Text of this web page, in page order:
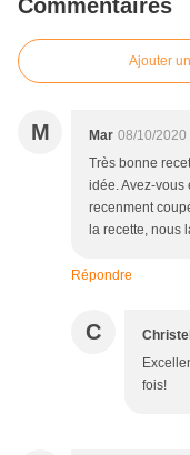
Commentaires
Ajouter
M Mar 08/10/2020
Très bonne
idée. Avez-
recenment
la recette, nous
Répondre
C Christel
fois!